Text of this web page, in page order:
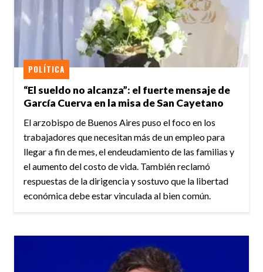
“El sueldo no alcanza”: el fuerte mensaje de
García Cuerva en la misa de San Cayetano
POLÍTICA
El arzobispo de Buenos Aires puso el foco en los
trabajadores que necesitan más de un empleo para
llegar a fin de mes, el endeudamiento de las familias y
el aumento del costo de vida. También reclamó
respuestas de la dirigencia y sostuvo que la libertad
económica debe estar vinculada al bien común.